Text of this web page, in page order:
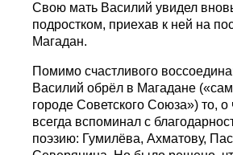
Свою мать Василий увидел
подростком, приехав к ней на
Магадан.
Помимо счастливого
Василий обрёл в Магадане
городе Советского Союза») то,
всегда вспоминал с
поэзию: Гумилёва, Ахматову,